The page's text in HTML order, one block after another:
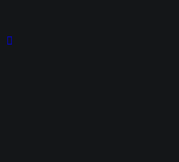
Garcia de Resende